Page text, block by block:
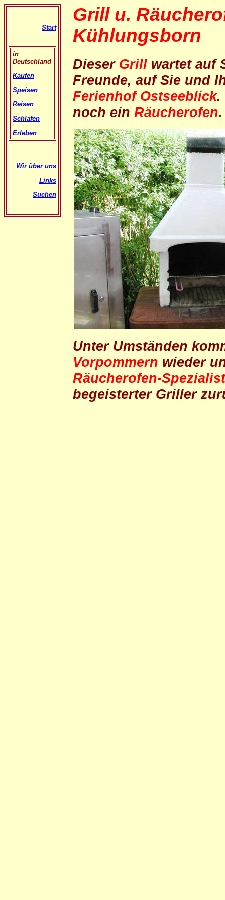
Start
in
Deutschland
Kaufen
Speisen
Reisen
Schlafen
Erleben
Wir über uns
Links
Suchen
Grill u.
Kühlungsborn
DieserGrill wartet auf
Freunde, auf Sie und
Ferienhof Ostseeblick.
noch ein Räucherofen.
Unter Umständen
Vorpommern wieder
Räucherofen-
begeisterter Griller